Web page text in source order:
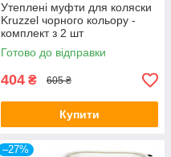
Утеплені муфти для коляски
Kruzzel чорного кольору -
комплект з 2 шт
Готово до відправки
404 ₴ 605 ₴
Купити
–27%